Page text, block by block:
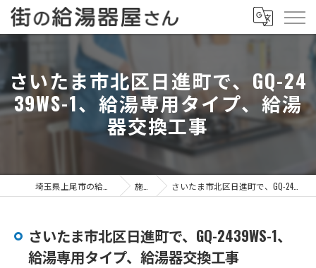
さいたま市北区日進町で、GQ-24
39WS-1、給湯専用タイプ、給湯
器交換工事
施工事例 さいたま市北区日進町で、GQ-2439WS-1、給湯専用タイプ、給湯器交換工事
さいたま市北区日進町で、GQ-2439WS-1、
給湯専用タイプ、給湯器交換工事